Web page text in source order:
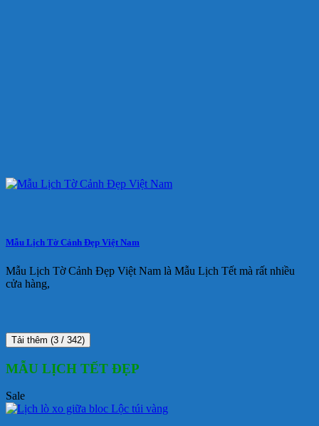
Mẫu Lịch Tờ Cảnh Đẹp Việt Nam
Mẫu Lịch Tờ Cảnh Đẹp Việt Nam là Mẫu Lịch Tết mà rất nhiều
cửa hàng,
Tải thêm (3 / 342)
MẪU LỊCH TẾT ĐẸP
Sale